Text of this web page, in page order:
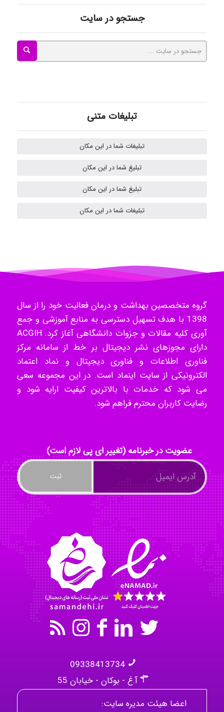
Tavan
ilhan200
Radman Amini
Tavan
akhtar shahsavandi
kimiya zirakpoor
جستجو در سایت
تبلیغات متنی
تبلیغات شما در این مکان
تبلیغ شما در این مکان
تبلیغ شما در این مکان
تبلیغات شما در این مکان
گروه متخصصین بهداشت و درمان فعالیت خود را از سال
1398 با هدف تسهیل دسترسی به منابع آموزشی و جمع
آوری کلیه مقالات و جزوات دانشگاهی آغاز کرد. ACGIH
دارای مجوزهای نشر دیجیتال بر خط از سامانه مرکز
فناوری اطلاعات و فناوری دیجیتال و نماد اعتماد
الکترونیکی از سایت اینماد است. در این مجموعه سعی
می شود که خدمات با بالاترین کیفیت ارایه شود و
رضایت کاربران محترم فراهم شود.
عضویت در خبرنامه (تغییر ای پی لازم است)
09338413734
آ.غ - بوکان - خیابان 55
اعضا هیئت مدیره سایت: